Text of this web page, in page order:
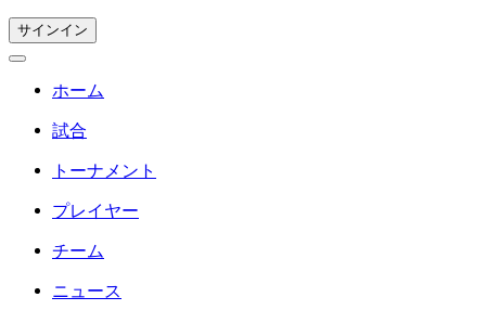
サインイン
ホーム
試合
トーナメント
プレイヤー
チーム
ニュース